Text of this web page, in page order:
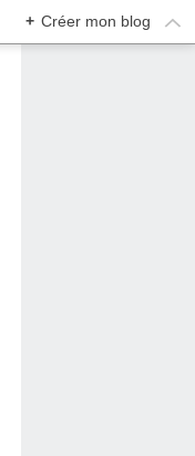
+ Créer mon blog